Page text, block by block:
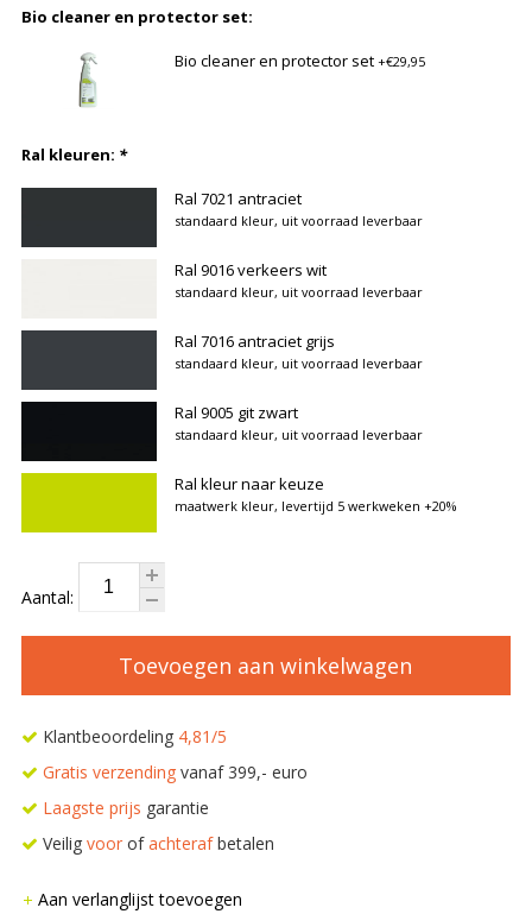
Bio cleaner en protector set:
Bio cleaner en protector set +€29,95
Ral kleuren: *
Ral 7021 antraciet
standaard kleur, uit voorraad leverbaar
Ral 9016 verkeers wit
standaard kleur, uit voorraad leverbaar
Ral 7016 antraciet grijs
standaard kleur, uit voorraad leverbaar
Ral 9005 git zwart
standaard kleur, uit voorraad leverbaar
Ral kleur naar keuze
maatwerk kleur, levertijd 5 werkweken +20%
Aantal:
Toevoegen aan winkelwagen
Klantbeoordeling 4,81/5
Gratis verzendingvanaf 399,- euro
Laagste prijs garantie
Veilig voorofachterafbetalen
Aan verlanglijst toevoegen